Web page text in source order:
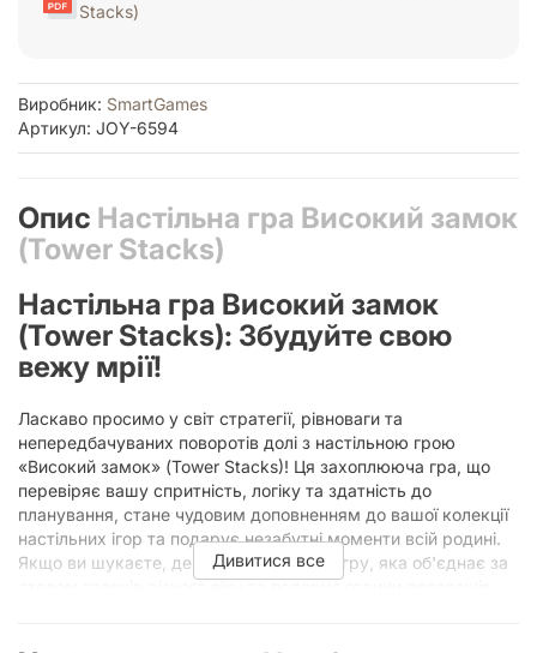
Stacks)
Виробник: SmartGames
Артикул: JOY-6594
Опис Настільна гра Високий замок
(Tower Stacks)
Настільна гра Високий замок
(Tower Stacks): Збудуйте свою
вежу мрії!
Ласкаво просимо у світ стратегії, рівноваги та
непередбачуваних поворотів долі з настільною грою
«Високий замок» (Tower Stacks)! Ця захоплююча гра, що
перевіряє вашу спритність, логіку та здатність до
планування, стане чудовим доповненням до вашої колекції
настільних ігор та подарує незабутні моменти всій родині.
Якщо ви шукаєте, де купити настільну гру, яка об'єднає за
столом гравців різного віку та подарує години веселощів,
Дивитися все